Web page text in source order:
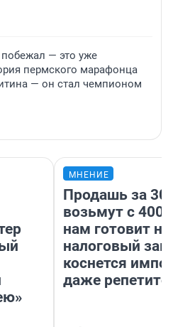
— это уже
пермского марафонца
— он стал чемпионом
МНЕНИЕ
Продашь за
возьмут с
нам готовит
налоговый
коснется
даже